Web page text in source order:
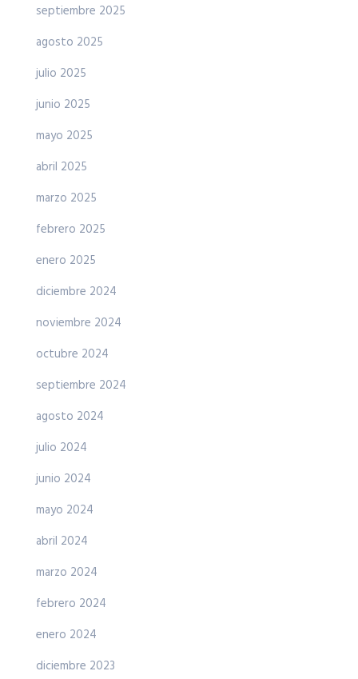
septiembre 2025
agosto 2025
julio 2025
junio 2025
mayo 2025
abril 2025
marzo 2025
febrero 2025
enero 2025
diciembre 2024
noviembre 2024
octubre 2024
septiembre 2024
agosto 2024
julio 2024
junio 2024
mayo 2024
abril 2024
marzo 2024
febrero 2024
enero 2024
diciembre 2023